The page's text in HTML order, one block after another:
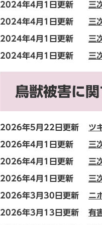
2024年4月1日更新 三
2024年4月1日更新 三
2024年4月1日更新 三
2024年4月1日更新 三
鳥獣被害に
2026年5月22日更新 ツ
2026年4月1日更新 三
2026年4月1日更新 三
2026年4月1日更新 三
2026年3月30日更新 ニ
2026年3月13日更新 有